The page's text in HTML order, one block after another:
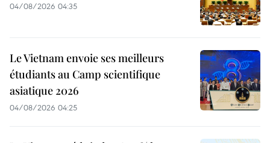
04/08/2026 04:35
Le Vietnam envoie ses meilleurs
étudiants au Camp scientifique
asiatique 2026
04/08/2026 04:25